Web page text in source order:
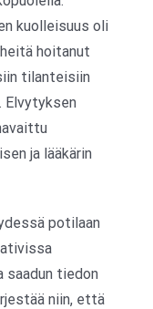
kuolleisuus oli
hoitanut
tilanteisiin
Elvytyksen
ja lääkärin
potilaan
tiedon
niin, että